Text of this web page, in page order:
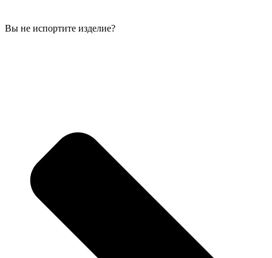
Вы не испортите изделие?